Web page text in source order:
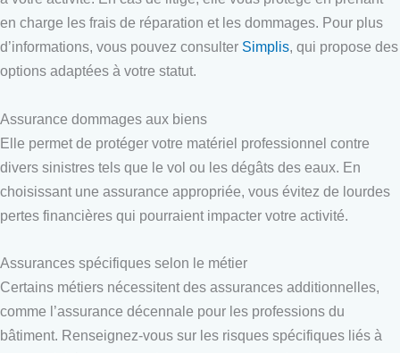
en charge les frais de réparation et les dommages. Pour plus
d’informations, vous pouvez consulter Simplis, qui propose des
options adaptées à votre statut.
Assurance dommages aux biens
Elle permet de protéger votre matériel professionnel contre
divers sinistres tels que le vol ou les dégâts des eaux. En
choisissant une assurance appropriée, vous évitez de lourdes
pertes financières qui pourraient impacter votre activité.
Assurances spécifiques selon le métier
Certains métiers nécessitent des assurances additionnelles,
comme l’assurance décennale pour les professions du
bâtiment. Renseignez-vous sur les risques spécifiques liés à